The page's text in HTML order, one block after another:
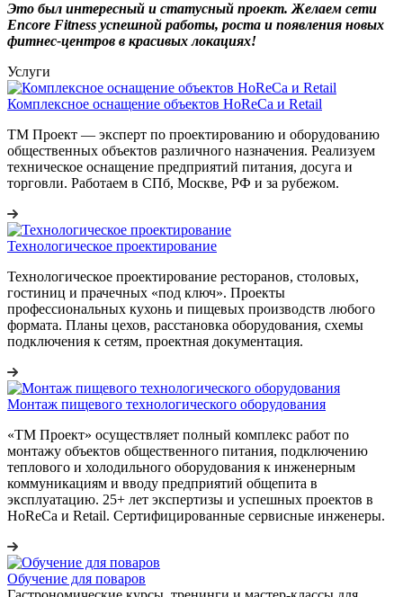
Это был интересный и статусный проект. Желаем сети
Encore Fitness успешной работы, роста и появления новых
фитнес-центров в красивых локациях!
Услуги
Комплексное оснащение объектов HoReCa и Retail
ТМ Проект — эксперт по проектированию и оборудованию
общественных объектов различного назначения. Реализуем
техническое оснащение предприятий питания, досуга и
торговли. Работаем в СПб, Москве, РФ и за рубежом.
Технологическое проектирование
Технологическое проектирование ресторанов, столовых,
гостиниц и прачечных «под ключ». Проекты
профессиональных кухонь и пищевых производств любого
формата. Планы цехов, расстановка оборудования, схемы
подключения к сетям, проектная документация.
Монтаж пищевого технологического оборудования
«ТМ Проект» осуществляет полный комплекс работ по
монтажу объектов общественного питания, подключению
теплового и холодильного оборудования к инженерным
коммуникациям и вводу предприятий общепита в
эксплуатацию. 25+ лет экспертизы и успешных проектов в
HoReCa и Retail. Сертифицированные сервисные инженеры.
Обучение для поваров